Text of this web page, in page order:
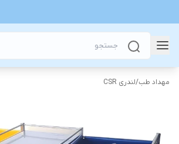
مهداد طب/لندری CSR